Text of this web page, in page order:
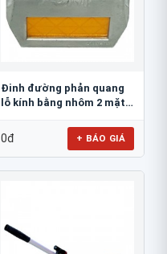
Đinh đường phản quang
lỗ kính bằng nhôm 2 mặt
0đ + BÁO GIÁ